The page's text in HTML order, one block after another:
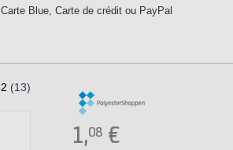
Carte Blue, Carte de crédit ou PayPal
1,08 €